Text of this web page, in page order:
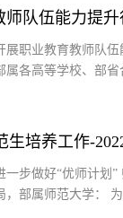
队伍能力提升
展职业教育教师队
属各高等学校、部
生培养工作-
一步做好“优师计划
，部属师范大学：